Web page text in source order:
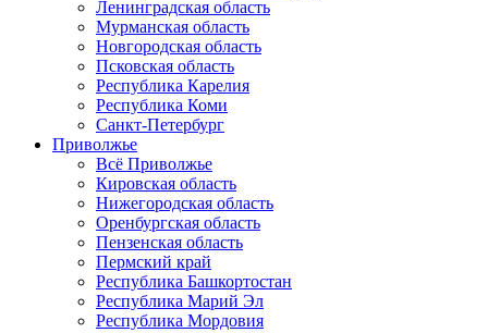
Ленинградская область
Мурманская область
Новгородская область
Псковская область
Республика Карелия
Республика Коми
Санкт-Петербург
Приволжье
Всё Приволжье
Кировская область
Нижегородская область
Оренбургская область
Пензенская область
Пермский край
Республика Башкортостан
Республика Марий Эл
Республика Мордовия